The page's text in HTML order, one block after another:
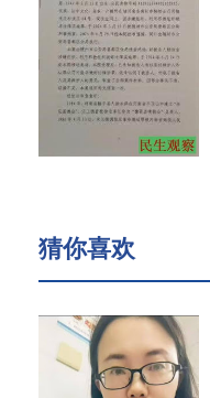
猜你喜欢